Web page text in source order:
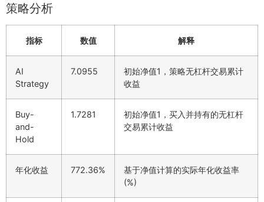
策略分析
指标 数值 解释
AI
Strategy
7.0955
初始净值1，策略无杠杆交易累计
收益
Buy-
and-
Hold
1.7281
初始净值1，买入并持有的无杠杆
交易累计收益
年化收益 772.36%
基于净值计算的实际年化收益率
(%)